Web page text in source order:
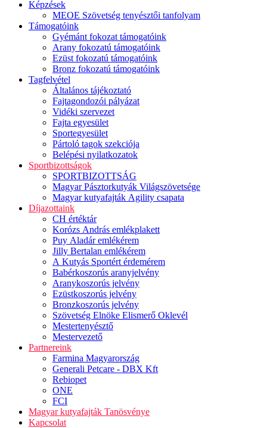
Képzések
MEOE Szövetség tenyésztői tanfolyam
Támogatóink
Gyémánt fokozat támogatóink
Arany fokozatú támogatóink
Ezüst fokozatú támogatóink
Bronz fokozatú támogatóink
Tagfelvétel
Általános tájékoztató
Fajtagondozói pályázat
Vidéki szervezet
Fajta egyesület
Sportegyesület
Pártoló tagok szekciója
Belépési nyilatkozatok
Sportbizottságok
SPORTBIZOTTSÁG
Magyar Pásztorkutyák Világszövetsége
Magyar kutyafajták Agility csapata
Díjazottaink
CH értéktár
Korózs András emlékplakett
Puy Aladár emlékérem
Jilly Bertalan emlékérem
A Kutyás Sportért érdemérem
Babérkoszorús aranyjelvény
Aranykoszorús jelvény
Ezüstkoszorús jelvény
Bronzkoszorús jelvény
Szövetség Elnöke Elismerő Oklevél
Mestertenyésztő
Mestervezető
Partnereink
Farmina Magyarország
Generali Petcare - DBX Kft
Rebiopet
ONE
FCI
Magyar kutyafajták Tanösvénye
Kapcsolat